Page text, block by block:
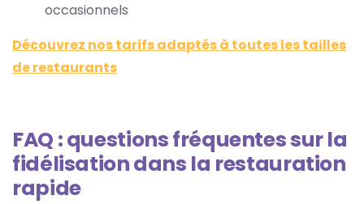
occasionnels
Découvrez nos tarifs adaptés à toutes les tailles
de restaurants
FAQ : questions fréquentes sur la
fidélisation dans la restauration
rapide